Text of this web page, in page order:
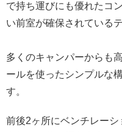
で持ち運びにも優れたコ
い前室が確保されている
多くのキャンパーからも
ールを使ったシンプルな
す。
前後2ヶ所にベンチレー